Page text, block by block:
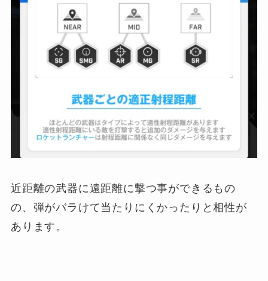
近距離の武器に遠距離に撃つ事ができるもの
の、弾がバラけて当たりにくかったりと相性が
あります。